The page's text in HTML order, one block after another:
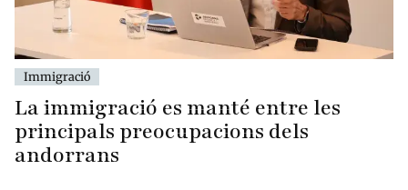
Immigració
La immigració es manté entre les
principals preocupacions dels
andorrans